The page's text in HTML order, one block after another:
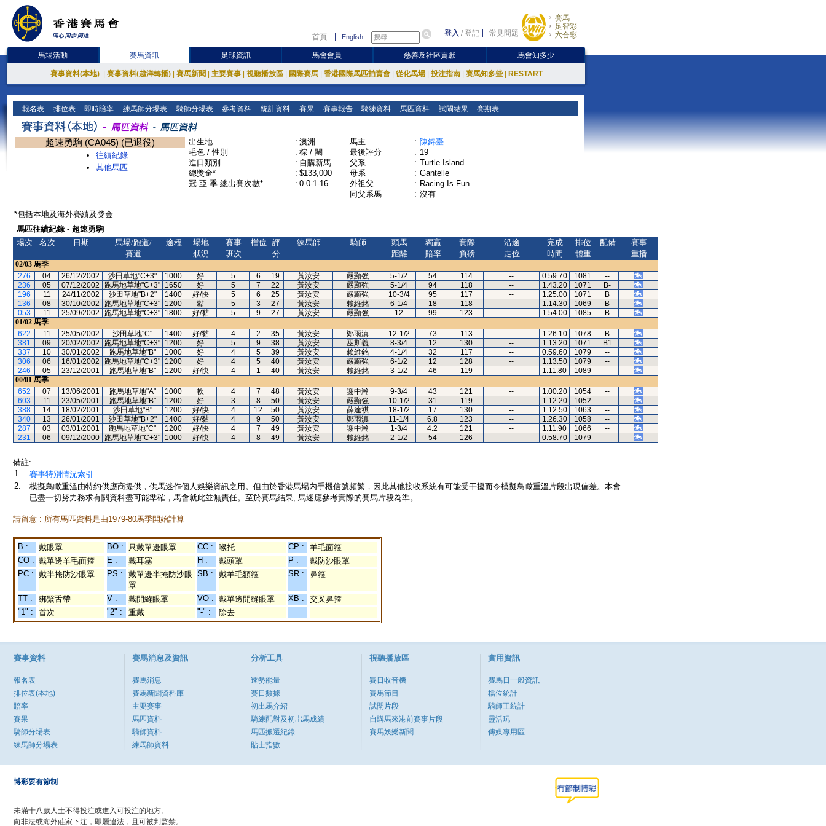
首頁 English 登入 /登記 常見問題
賽馬
足智彩
六合彩
馬場活動 賽馬資訊 足球資訊 馬會會員 慈善及社區貢獻 馬會知多少
賽事資料(本地) 賽事資料(越洋轉播) 賽馬新聞 主要賽事 視聽播放區 國際賽馬 香港國際馬匹拍賣會 從化馬場 投注指南 賽馬知多些 RESTART
報名表 排位表 即時賠率 練馬師分場表 騎師分場表 參考資料 統計資料 賽果 賽事報告 騎練資料 馬匹資料 試閘結果 賽期表
超速勇駒 (CA045) (已退役)
往績紀錄
其他馬匹
出生地 : 澳洲
毛色 / 性別
: 棕 / 閹
進口類別
: 自購新馬
總獎金*
: $133,000
冠-亞-季-總出賽次數*
: 0-0-1-16
馬主 : 陳錦臺
最後評分
: 19
父系
: Turtle Island
母系
: Gantelle
外祖父
: Racing Is Fun
同父系馬
: 沒有
*包括本地及海外賽績及獎金
馬匹往績紀錄 - 超速勇駒
場次
名次 日期
馬場/跑道/
賽道
途程
場地
狀況
賽事
班次
檔位
評
分
練馬師 騎師
頭馬
距離
獨贏
賠率
實際
負磅
沿途
走位
完成
時間
排位
體重
配備
賽事
重播
02/03 馬季
276
04 26/12/2002 沙田草地"C+3" 1000 好 5 6 19 黃汝安 嚴顯強 5-1/2 54 114 -- 0.59.70 1081
--
236
05 07/12/2002 跑馬地草地"C+3" 1650 好 5 7 22 黃汝安 嚴顯強 5-1/4 94 118 -- 1.43.20 1071
B-
196
11 24/11/2002 沙田草地"B+2" 1400 好/快 5 6 25 黃汝安 嚴顯強 10-3/4 95 117 -- 1.25.00 1071
B
136
08 30/10/2002 跑馬地草地"C+3" 1200 黏 5 3 27 黃汝安 賴維銘 6-1/4 18 118 -- 1.14.30 1069
B
053
11 25/09/2002 跑馬地草地"C+3" 1800 好/黏 5 9 27 黃汝安 嚴顯強 12 99 123 -- 1.54.00 1085
B
01/02 馬季
622
11 25/05/2002 沙田草地"C" 1400 好/黏 4 2 35 黃汝安 鄭雨滇 12-1/2 73 113 -- 1.26.10 1078
B
381
09 20/02/2002 跑馬地草地"C+3" 1200 好 5 9 38 黃汝安 巫斯義 8-3/4 12 130 -- 1.13.20 1071
B1
337
10 30/01/2002 跑馬地草地"B" 1000 好 4 5 39 黃汝安 賴維銘 4-1/4 32 117 -- 0.59.60 1079
--
306
06 16/01/2002 跑馬地草地"C+3" 1200 好 4 5 40 黃汝安 嚴顯強 6-1/2 12 128 -- 1.13.50 1079
--
246
05 23/12/2001 跑馬地草地"B" 1200 好/快 4 1 40 黃汝安 賴維銘 3-1/2 46 119 -- 1.11.80 1089
--
00/01 馬季
652
07 13/06/2001 跑馬地草地"A" 1000 軟 4 7 48 黃汝安 謝中瀚 9-3/4 43 121 -- 1.00.20 1054
--
603
11 23/05/2001 跑馬地草地"B" 1200 好 3 8 50 黃汝安 嚴顯強 10-1/2 31 119 -- 1.12.20 1052
--
388
14 18/02/2001 沙田草地"B" 1200 好/快 4 12 50 黃汝安 薛達祺 18-1/2 17 130 -- 1.12.50 1063
--
340
13 26/01/2001 沙田草地"B+2" 1400 好/黏 4 9 50 黃汝安 鄭雨滇 11-1/4 6.8 123 -- 1.26.30 1058
--
287
03 03/01/2001 跑馬地草地"C" 1200 好/快 4 7 49 黃汝安 謝中瀚 1-3/4 4.2 121 -- 1.11.90 1066
--
231
06 09/12/2000 跑馬地草地"C+3" 1000 好/快 4 8 49 黃汝安 賴維銘 2-1/2 54 126 -- 0.58.70 1079 --
備註:
1.
賽事特別情況索引
2.
模擬鳥瞰重溫由特約供應商提供，供馬迷作個人娛樂資訊之用。但由於香港馬場內手機信號頻繁，因此其他接收系統有可能受干擾而令模擬鳥瞰重溫片段出現偏差。本會
已盡一切努力務求有關資料盡可能準確，馬會就此並無責任。至於賽馬結果, 馬迷應參考實際的賽馬片段為準。
請留意 : 所有馬匹資料是由1979-80馬季開始計算
B : 戴眼罩 BO : 只戴單邊眼罩 CC : 喉托 CP :
羊毛面箍
CO : 戴單邊羊毛面箍 E : 戴耳塞 H : 戴頭罩 P :
戴防沙眼罩
PC : 戴半掩防沙眼罩 PS :
戴單邊半掩防沙眼
罩
SB : 戴羊毛額箍 SR : 鼻箍
TT : 綁繫舌帶 V : 戴開縫眼罩 VO : 戴單邊開縫眼罩 XB :
交叉鼻箍
"1" :
首次 "2" : 重戴 "-" : 除去
賽事資料
報名表
排位表(本地)
賠率
賽果
騎師分場表
練馬師分場表
賽馬消息及資訊
賽馬消息
賽馬新聞資料庫
主要賽事
馬匹資料
騎師資料
練馬師資料
分析工具
速勢能量
賽日數據
初出馬介紹
騎練配對及初岀馬成績
馬匹搬遷紀錄
貼士指數
視聽播放區
賽日收音機
賽馬節目
試閘片段
自購馬來港前賽事片段
賽馬娛樂新聞
實用資訊
賽馬日一般資訊
檔位統計
騎師王統計
靈活玩
傳媒專用區
博彩要有節制
未滿十八歲人士不得投注或進入可投注的地方。
向非法或海外莊家下注，即屬違法，且可被判監禁。